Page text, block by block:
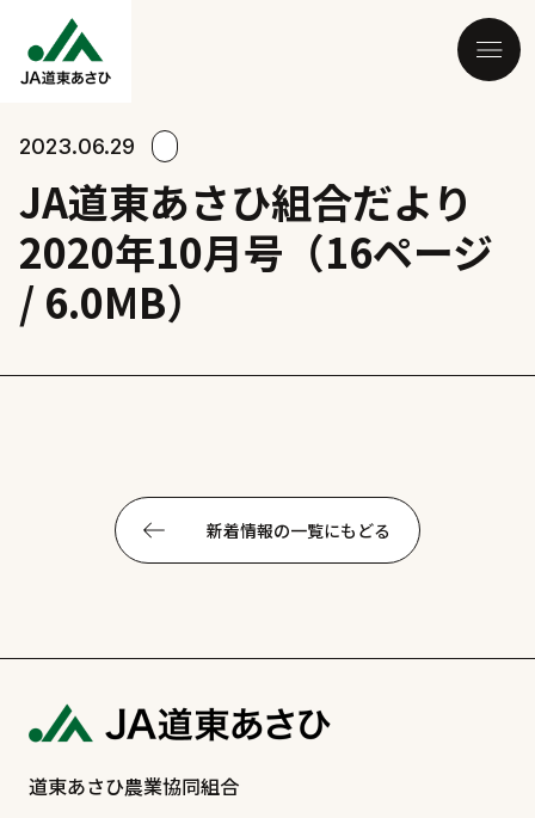
2023.06.29
JA道東あさひ組合だより
2020年10月号（16ページ
/ 6.0MB）
新着情報の一覧にもどる
道東あさひ農業協同組合